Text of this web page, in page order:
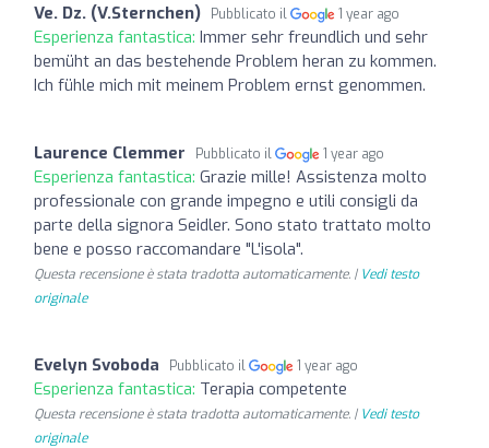
Ve. Dz. (V.Sternchen) Pubblicato il 1 year ago
Esperienza fantastica: Immer sehr freundlich und sehr
bemüht an das bestehende Problem heran zu kommen.
Ich fühle mich mit meinem Problem ernst genommen.
Laurence Clemmer Pubblicato il 1 year ago
Esperienza fantastica: Grazie mille! Assistenza molto
professionale con grande impegno e utili consigli da
parte della signora Seidler. Sono stato trattato molto
bene e posso raccomandare "L'isola".
Questa recensione è stata tradotta automaticamente. | Vedi testo
originale
Evelyn Svoboda Pubblicato il 1 year ago
Esperienza fantastica: Terapia competente
Questa recensione è stata tradotta automaticamente. | Vedi testo
originale